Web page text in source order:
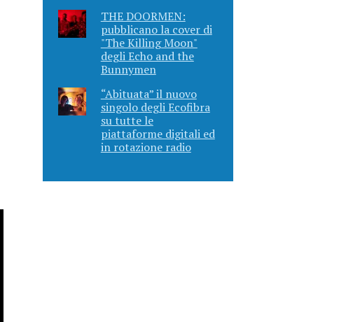
THE DOORMEN:
pubblicano la cover di
"The Killing Moon"
degli Echo and the
Bunnymen
“Abituata” il nuovo
singolo degli Ecofibra
su tutte le
piattaforme digitali ed
in rotazione radio